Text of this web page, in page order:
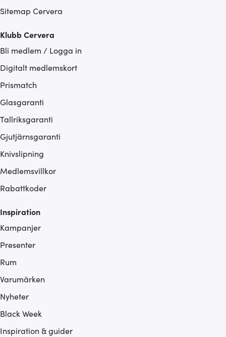
Sitemap Cervera
Klubb Cervera
Bli medlem / Logga in
Digitalt medlemskort
Prismatch
Glasgaranti
Tallriksgaranti
Gjutjärnsgaranti
Knivslipning
Medlemsvillkor
Rabattkoder
Inspiration
Kampanjer
Presenter
Rum
Varumärken
Nyheter
Black Week
Inspiration & guider